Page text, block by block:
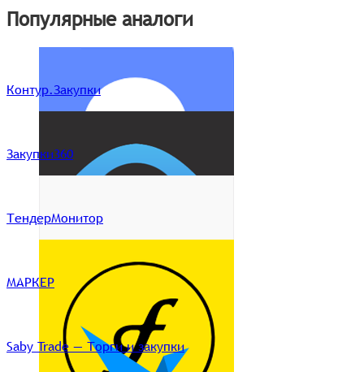
Популярные аналоги
Контур.Закупки
Закупки360
ТендерМонитор
МАРКЕР
Saby Trade — Торги и закупки